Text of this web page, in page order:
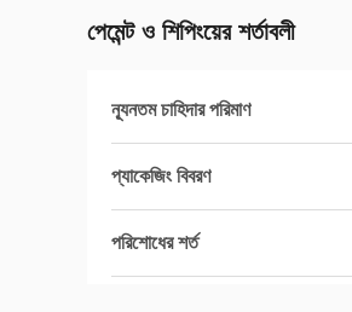
পেমেন্ট ও শিপিংয়ের শর্তাবলী
ন্যূনতম চাহিদার পরিমাণ
প্যাকেজিং বিবরণ
পরিশোধের শর্ত